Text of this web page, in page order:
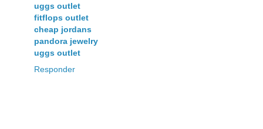
uggs outlet
fitflops outlet
cheap jordans
pandora jewelry
uggs outlet
Responder